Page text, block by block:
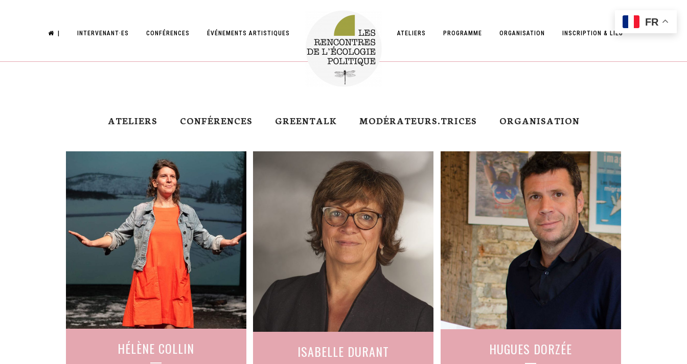
INTERVENANT·ES CONFÉRENCES ÉVÉNEMENTS ARTISTIQUES ATELIERS PROGRAMME ORGANISATION INSCRIPTION & LIEU
ATELIERS CONFÉRENCES GREENTALK MODÉRATEURS.TRICES ORGANISATION
HÉLÈNE COLLIN ISABELLE DURANT HUGUES DORZÉE
FR